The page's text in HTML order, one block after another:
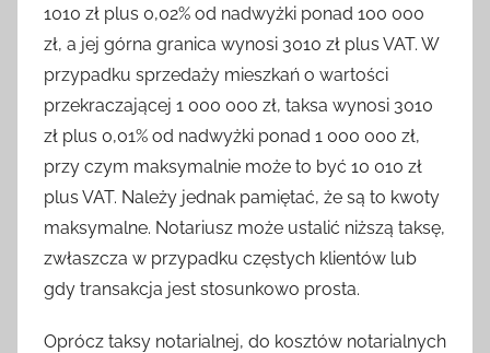
1010 zł plus 0,02% od nadwyżki ponad 100 000
zł, a jej górna granica wynosi 3010 zł plus VAT. W
przypadku sprzedaży mieszkań o wartości
przekraczającej 1 000 000 zł, taksa wynosi 3010
zł plus 0,01% od nadwyżki ponad 1 000 000 zł,
przy czym maksymalnie może to być 10 010 zł
plus VAT. Należy jednak pamiętać, że są to kwoty
maksymalne. Notariusz może ustalić niższą taksę,
zwłaszcza w przypadku częstych klientów lub
gdy transakcja jest stosunkowo prosta.
Oprócz taksy notarialnej, do kosztów notarialnych